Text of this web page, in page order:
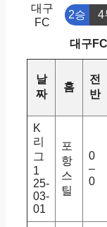
대구
FC
2승 4
대구
날
짜
홈
전
반
K
리
그
1
25-
03-
01
포
항
스
틸
0
–
0